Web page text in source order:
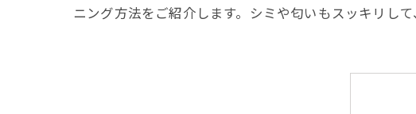
ニング方法をご紹介します。シミや匂いもスッキリし